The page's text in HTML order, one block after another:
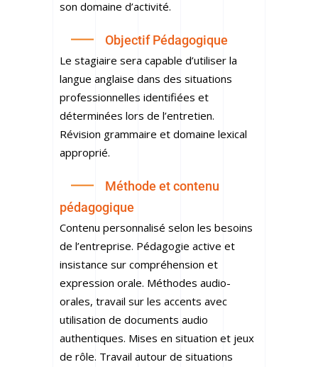
son domaine d’activité.
Objectif Pédagogique
Le stagiaire sera capable d’utiliser la
langue anglaise dans des situations
professionnelles identifiées et
déterminées lors de l’entretien.
Révision grammaire et domaine lexical
approprié.
Méthode et contenu
pédagogique
Contenu personnalisé selon les besoins
de l’entreprise. Pédagogie active et
insistance sur compréhension et
expression orale. Méthodes audio-
orales, travail sur les accents avec
utilisation de documents audio
authentiques. Mises en situation et jeux
de rôle. Travail autour de situations